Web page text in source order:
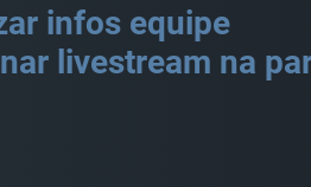
infos equipe
livestream na